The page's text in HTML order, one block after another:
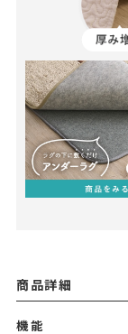
商品詳細
機能